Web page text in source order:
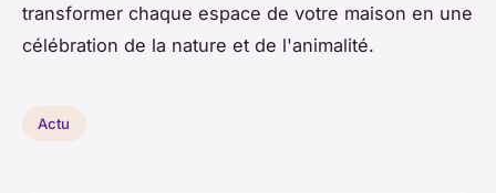
transformer chaque espace de votre maison en une
célébration de la nature et de l'animalité.
Actu